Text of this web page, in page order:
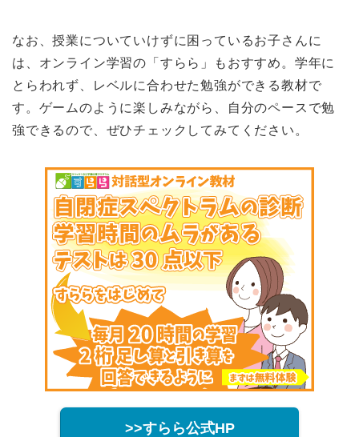
なお、授業についていけずに困っているお子さんに
は、オンライン学習の「すらら」もおすすめ。学年に
とらわれず、レベルに合わせた勉強ができる教材で
す。ゲームのように楽しみながら、自分のペースで勉
強できるので、ぜひチェックしてみてください。
>>すらら公式HP